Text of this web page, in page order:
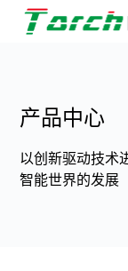
跳
产品中心
以创新驱动技术
智能世界的发展